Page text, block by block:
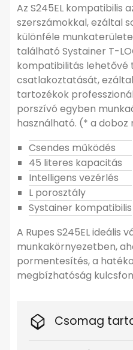
Az S245EL kompatibilis
szerszámokkal, ezáltal
különféle
található Systainer T-
kompatibilitás lehetővé
csatlakoztatását,
tartozékok
porszívó egyben
használható. (* a
Csendes működés
45 literes kapacitás
Intelligens vezérlés
L porosztály
Systainer kompatibilis
A Rupes S245EL ideális
munkakörnyezetben,
pormentesítés, a
megbízhatóság
Csomag